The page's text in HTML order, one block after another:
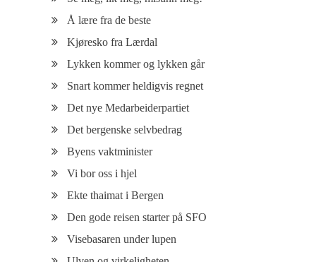
Å lære fra de beste
Kjøresko fra Lærdal
Lykken kommer og lykken går
Snart kommer heldigvis regnet
Det nye Medarbeiderpartiet
Det bergenske selvbedrag
Byens vaktminister
Vi bor oss i hjel
Ekte thaimat i Bergen
Den gode reisen starter på SFO
Visebasaren under lupen